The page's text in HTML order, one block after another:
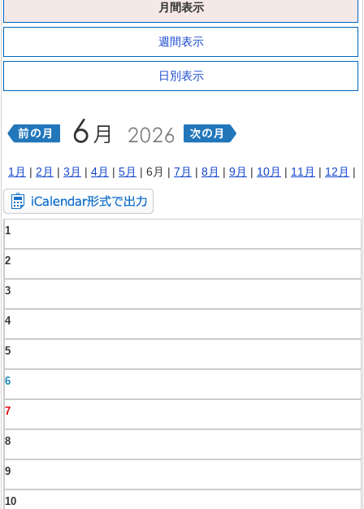
月間表示
週間表示
日別表示
1月 | 2月 | 3月 | 4月 | 5月 | 6月 | 7月 | 8月 | 9月 | 10月 | 11月 | 12月 |
1
2
3
4
5
6
7
8
9
10